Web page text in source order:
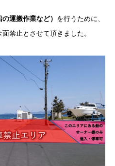
運搬作業など） を行うために、
禁止とさせて頂きました。